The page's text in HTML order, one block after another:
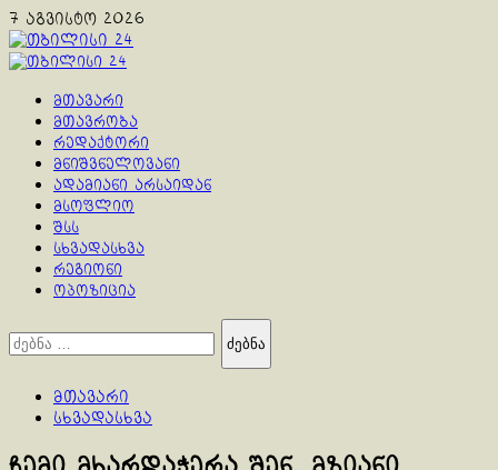
Skip
to
content
7 აგვისტო 2026
Primary
მთავარი
მთავრობა
რედაქტორი
მნიშვნელოვანი
ადამიანი არსაიდან
მსოფლიო
შსს
სხვადასხვა
რეგიონი
ოპოზიცია
ძებნა:
მთავარი
სხვადასხვა